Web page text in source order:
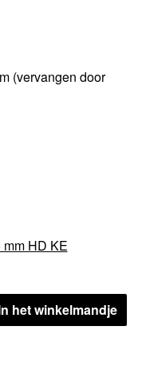
(vervangen door
HD KE
het winkelmandje